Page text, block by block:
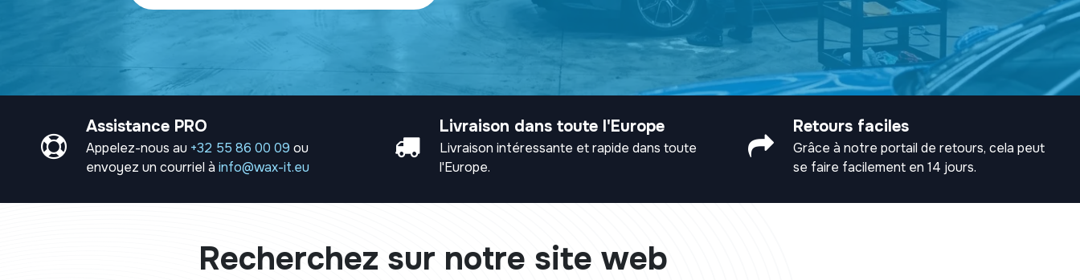
Assistance PRO
Appelez-nous au +32 55 86 00 09 ou
envoyez un courriel à info@wax-it.eu
Livraison dans toute l'Europe
Livraison intéressante et rapide dans toute
l'Europe.
Retours faciles
Grâce à notre portail de retours, cela peut
se faire facilement en 14 jours.
Recherchez sur notre site web